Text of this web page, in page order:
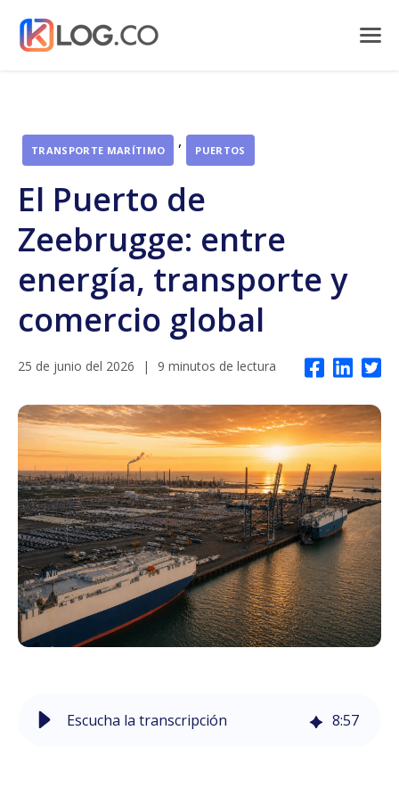
TRANSPORTE MARÍTIMO , PUERTOS
El Puerto de
Zeebrugge: entre
energía, transporte y
comercio global
25 de junio del 2026 | 9 minutos de lectura
Escucha la transcripción 8:57